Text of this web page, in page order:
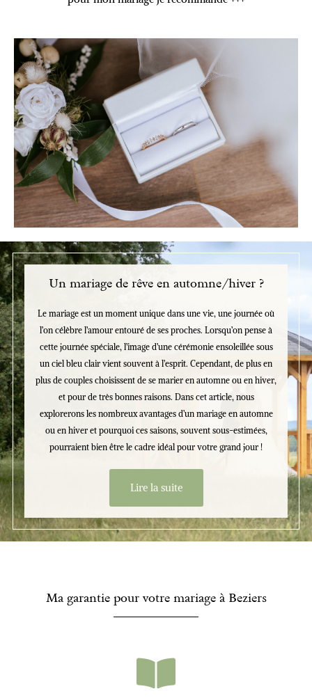
Un mariage de rêve en automne/hiver ?
Le mariage est un moment unique dans une vie, une journée où
l’on célèbre l’amour entouré de ses proches. Lorsqu’on pense à
cette journée spéciale, l’image d’une cérémonie ensoleillée sous
un ciel bleu clair vient souvent à l’esprit. Cependant, de plus en
plus de couples choisissent de se marier en automne ou en hiver,
et pour de très bonnes raisons. Dans cet article, nous
explorerons les nombreux avantages d’un mariage en automne
ou en hiver et pourquoi ces saisons, souvent sous-estimées,
pourraient bien être le cadre idéal pour votre grand jour !
Lire la suite
Ma garantie pour votre mariage à Beziers